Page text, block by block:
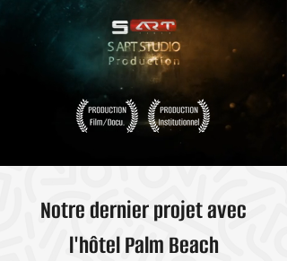
Notre dernier projet avec
l'hôtel Palm Beach